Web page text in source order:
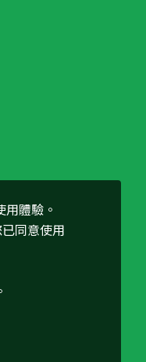
體驗。
同意使用